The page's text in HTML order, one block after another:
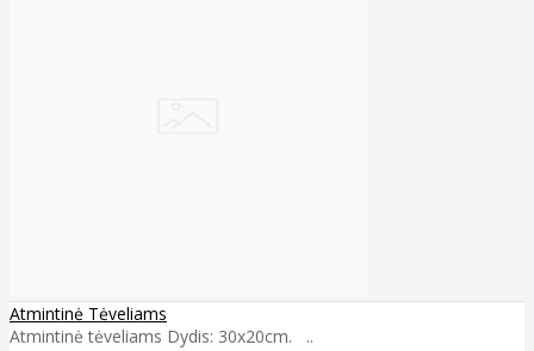
Atmintinė Tėveliams
Atmintinė tėveliams Dydis: 30x20cm. ..